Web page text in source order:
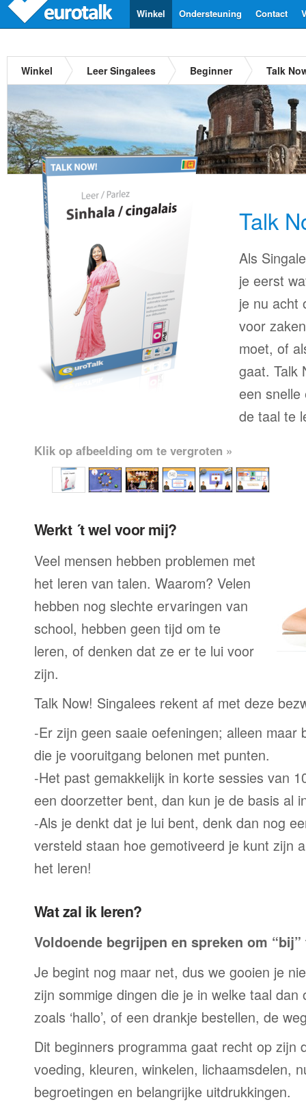
Contact
Ondersteuning
Winkel
Winkel Leer Singalees Beginner Talk
Talk
Als
je eerst
je nu acht
voor
moet, of
gaat. Talk
een snelle
de taal te
Klik op afbeelding om te vergroten »
Werkt ´t wel voor mij?
Veel mensen hebben problemen met
het leren van talen. Waarom? Velen
hebben nog slechte ervaringen van
school, hebben geen tijd om te
leren, of denken dat ze er te lui voor
zijn.
Talk Now! Singalees rekent af met deze
-Er zijn geen saaie oefeningen; alleen maar
die je vooruitgang belonen met punten.
-Het past gemakkelijk in korte sessies van
een doorzetter bent, dan kun je de basis al
-Als je denkt dat je lui bent, denk dan nog
versteld staan hoe gemotiveerd je kunt zijn
het leren!
Wat zal ik leren?
Voldoende begrijpen en spreken om
Je begint nog maar net, dus we gooien je
zijn sommige dingen die je in welke taal dan
zoals ‘hallo’, of een drankje bestellen, de
Dit beginners programma gaat recht op zijn
voeding, kleuren, winkelen, lichaamsdelen,
begroetingen en belangrijke uitdrukkingen.